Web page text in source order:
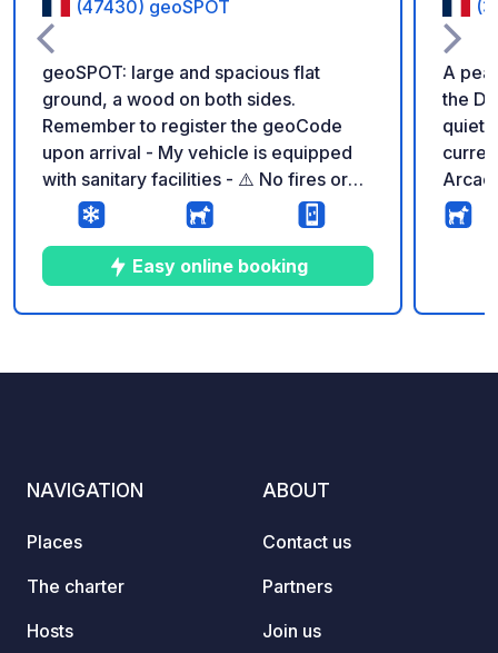
(47430) geoSPOT
geoSPOT: large and spacious flat
ground, a wood on both sides.
Remember to register the geoCode
upon arrival - My vehicle is equipped
with sanitary facilities - ⚠️ No fires or
barbecues! - Donation of your choice
and no commission for the land owner -
https://geospot.app/en
Easy online booking
A
the Dordogne!
quiet
our
NAVIGATION
Places
The charter
Hosts
ABOUT
Contact us
Partners
Join us